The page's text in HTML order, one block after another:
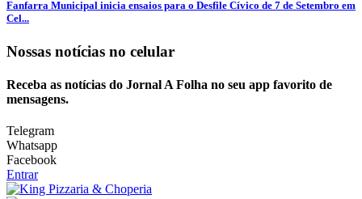
Fanfarra Municipal inicia ensaios para o Desfile Cívico de 7 de Setembro em
Cel...
Nossas notícias no celular
Receba as notícias do Jornal A Folha no seu app favorito de
mensagens.
Telegram
Whatsapp
Facebook
Entrar